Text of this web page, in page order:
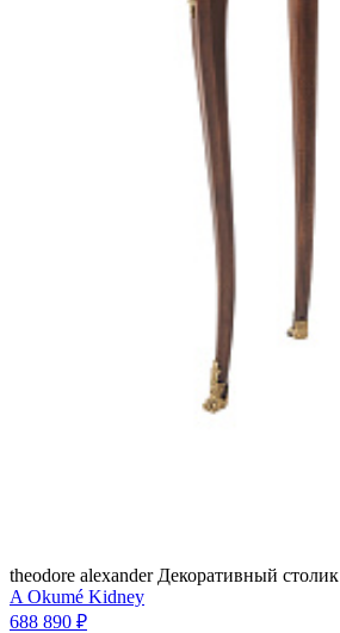
theodore alexander Декоративный столик
A Okumé Kidney
688 890 ₽